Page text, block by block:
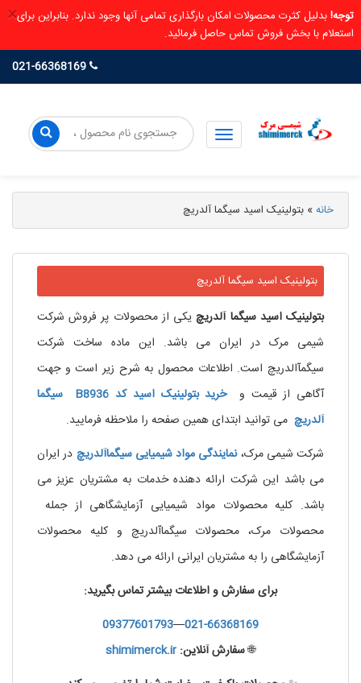
× توجه!بدلیل کثرت محصولات امکان بارگذاری تمامی آنها وجود ندارد. بنابراین برای
استعلام با بخش فروش تماس حاصل فرمائید.
خانه» بتولینیک اسید سیگما آلدریچ
بتولینیک اسید سیگما آلدریچ
بتولینیک اسید سیگما آلدریچیکی از محصولات پر فروش شرکت
شیمی مرک در ایران می باشد. این ماده ساخت شرکت
سیگمآالدریچ است. اطلاعات محصول به شرح زیر است و جهت
آگاهی از قیمت و
خرید بتولینیک اسید کد B8936 سیگما
آلدریچ می توانید ابتدای همین صفحه را ملاحظه فرمایید.
شرکت شیمی مرک،نمایندگی موادشیمیایی سیگماآلدریچ در ایران
می باشد این شرکت ارائه دهنده خدمات به مشتریان عزیز می
باشد. کلیه محصولات مواد شیمیایی آزمایشگاهی از جمله
محصولات مرک، محصولات سیگماآلدریچ و کلیه محصولات
آزمایشگاهی را به مشتریان ایرانی ارائه می دهد.
برای سفارش و اطلاعات بیشتر تماس بگیرید:
021-66368169
—
09377601793
🌐سفارش آنلاین: shimimerck.ir